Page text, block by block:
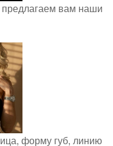
вам наши
форму губ, линию